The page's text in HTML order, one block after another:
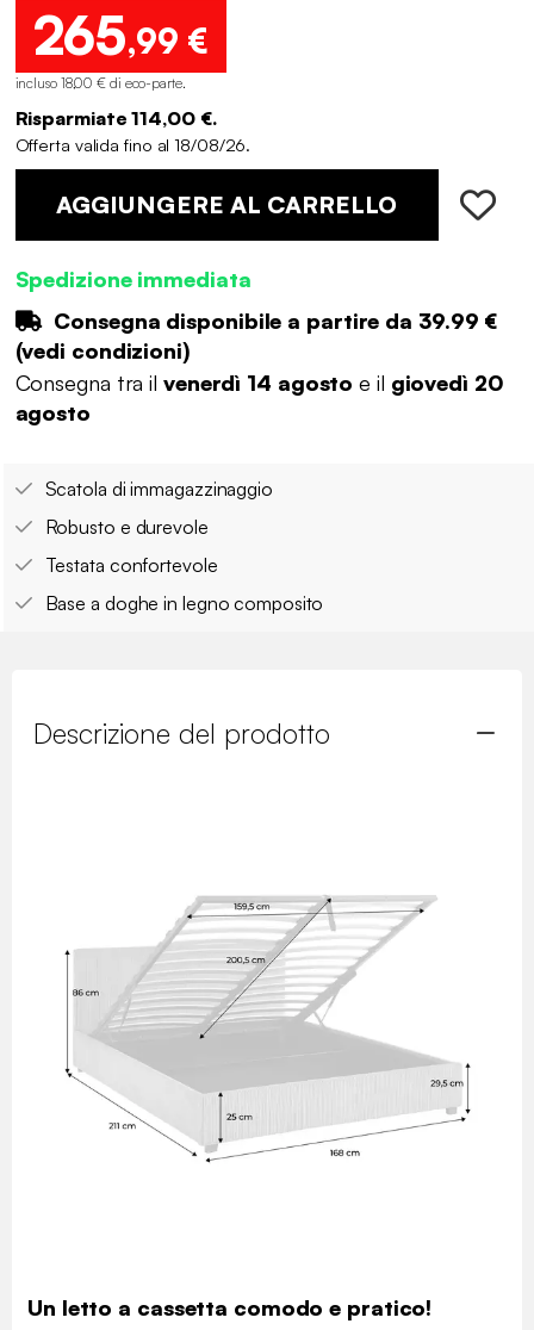
265,99 €
incluso 18,00 € di eco-parte.
Risparmiate 114,00 €.
Offerta valida fino al 18/08/26.
AGGIUNGERE AL CARRELLO
Spedizione immediata
Consegna disponibile a partire da 39.99 €
(vedi condizioni)
Consegna tra il venerdì 14 agosto e il giovedì 20
agosto
Scatola di immagazzinaggio
Robusto e durevole
Testata confortevole
Base a doghe in legno composito
Descrizione del prodotto
Un letto a cassetta comodo e pratico!